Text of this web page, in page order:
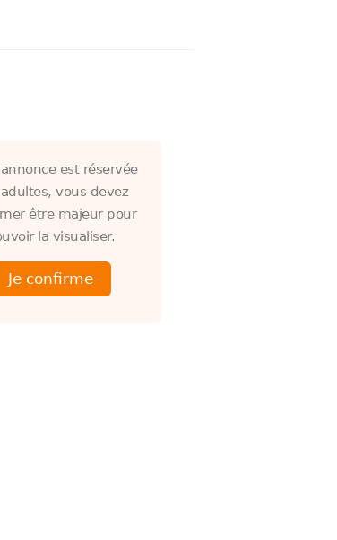
est réservée
vous devez
être majeur pour
la visualiser.